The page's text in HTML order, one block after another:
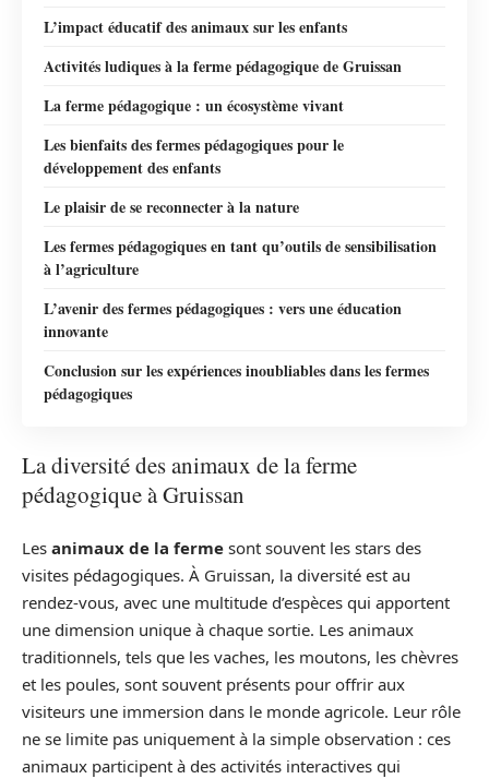
L’impact éducatif des animaux sur les enfants
Activités ludiques à la ferme pédagogique de Gruissan
La ferme pédagogique : un écosystème vivant
Les bienfaits des fermes pédagogiques pour le
développement des enfants
Le plaisir de se reconnecter à la nature
Les fermes pédagogiques en tant qu’outils de sensibilisation
à l’agriculture
L’avenir des fermes pédagogiques : vers une éducation
innovante
Conclusion sur les expériences inoubliables dans les fermes
pédagogiques
La diversité des animaux de la ferme
pédagogique à Gruissan
Les animaux de la ferme sont souvent les stars des
visites pédagogiques. À Gruissan, la diversité est au
rendez-vous, avec une multitude d’espèces qui apportent
une dimension unique à chaque sortie. Les animaux
traditionnels, tels que les vaches, les moutons, les chèvres
et les poules, sont souvent présents pour offrir aux
visiteurs une immersion dans le monde agricole. Leur rôle
ne se limite pas uniquement à la simple observation : ces
animaux participent à des activités interactives qui